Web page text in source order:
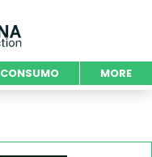
CONSUMO MORE